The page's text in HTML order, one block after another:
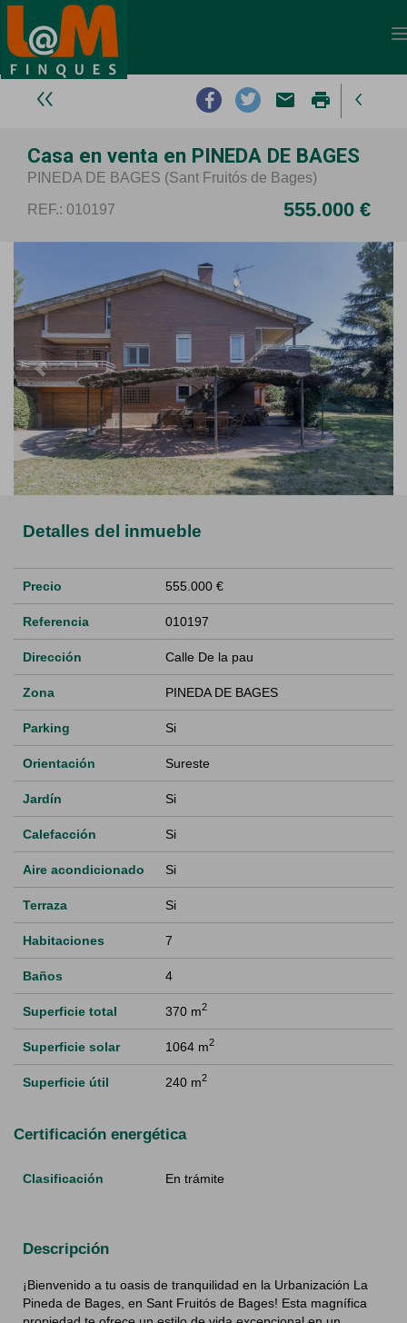
email print
Casa en venta en PINEDA DE BAGES
PINEDA DE BAGES (Sant Fruitós de Bages)
REF.: 010197 555.000 €
Detalles del inmueble
Precio 555.000 €
Referencia 010197
Dirección Calle De la pau
Zona PINEDA DE BAGES
Parking Si
Orientación Sureste
Jardín Si
Calefacción Si
Aire acondicionado Si
Terraza Si
Habitaciones 7
Baños 4
Superficie total 370 m2
Superficie solar 1064 m2
Superficie útil 240 m2
Certificación energética
Clasificación En trámite
Descripción
¡Bienvenido a tu oasis de tranquilidad en la Urbanización La
Pineda de Bages, en Sant Fruitós de Bages! Esta magnífica